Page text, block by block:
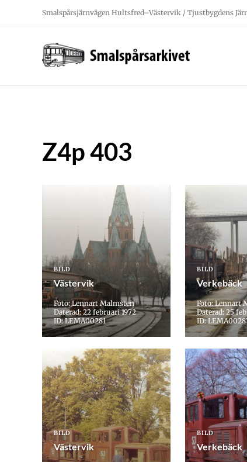
Smalspårsjärnvägen Hultsfred–Västervik / Tjustbygdens
Z4p 403
BILD
Västervik
Foto: Lennart Malmsten
Daterad: 22 februari 1972
ID: LEMA00281
BILD
Verkebäck
Foto: Lennart
Daterad: 25
ID:
BILD
Västervik
BILD
Verkebäck